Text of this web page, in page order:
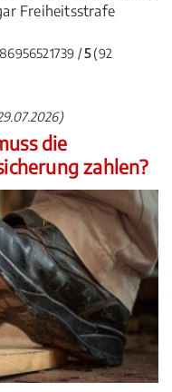
Freiheitsstrafe
/5(92
die
zahlen?